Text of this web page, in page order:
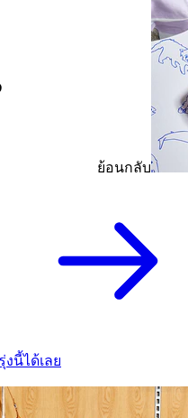
ย้อนกลับ
นี้ได้เลย